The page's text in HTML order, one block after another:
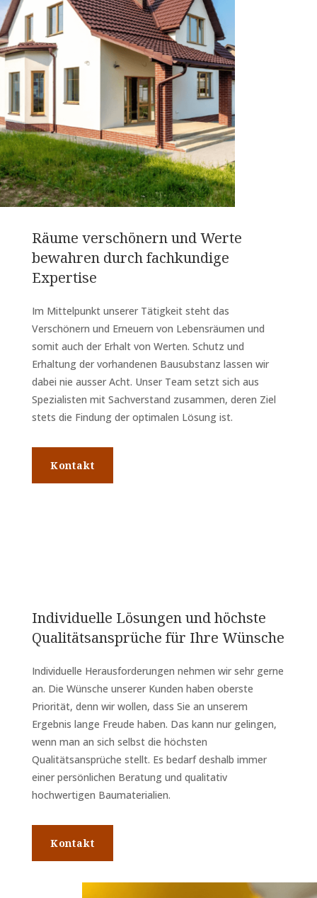
Räume verschönern und Werte
bewahren durch fachkundige
Expertise
Im Mittelpunkt unserer Tätigkeit steht das
Verschönern und Erneuern von Lebensräumen und
somit auch der Erhalt von Werten. Schutz und
Erhaltung der vorhandenen Bausubstanz lassen wir
dabei nie ausser Acht. Unser Team setzt sich aus
Spezialisten mit Sachverstand zusammen, deren Ziel
stets die Findung der optimalen Lösung ist.
Kontakt
Individuelle Lösungen und höchste
Qualitätsansprüche für Ihre Wünsche
Individuelle Herausforderungen nehmen wir sehr gerne
an. Die Wünsche unserer Kunden haben oberste
Priorität, denn wir wollen, dass Sie an unserem
Ergebnis lange Freude haben. Das kann nur gelingen,
wenn man an sich selbst die höchsten
Qualitätsansprüche stellt. Es bedarf deshalb immer
einer persönlichen Beratung und qualitativ
hochwertigen Baumaterialien.
Kontakt